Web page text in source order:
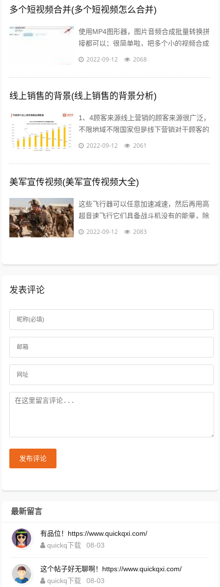
多个短视频合并(多个短视频怎么合并)
使用MP4图形器，图片音频合成批量转换拼
接都可以；很简单啦，把多个小的视频合成
一个大的视频需要使用视频编辑软件，可以
2022-09-12 2068
线上销售的背景(线上销售的背景分析)
1、4顾客来源线上营销的顾客来源很广泛，
不限地域不限国家但是线下营销对于顾客的
选择性来说就大打折扣，人数很少，当然更
2022-09-12 2061
美军宣传视频(美军宣传视频大全)
这些飞行器可以任意加速减速，然后再用高
超音速飞行它们具备战斗机没有的能量，除
了逆天的飞行能力，还有难以置信的巡航能
2022-09-12 2083
发表评论
发布评论
最新留言
有品位！https://www.quickqxi.com/
quickq下载
08-03
这个帖子好无聊啊！https://www.quickqxi.com/
quickq下载
08-03